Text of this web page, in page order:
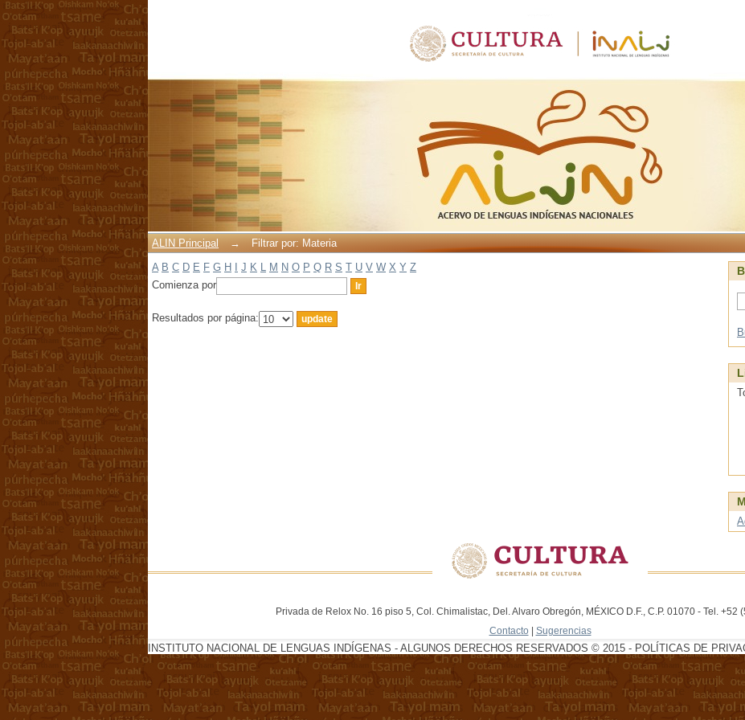
ALIN Principal →
Filtrar por: Materia
A B C D E F G H J K L M N O P Q R S T U V W X Y Z
Comienza por
Resultados por página:
Privada de Relox No. 16 piso 5, Col. Chimalistac, Del. Alvaro Obregón, MÉXICO D.F., C.P. 01070 - Tel. +52
Contacto | Sugerencias
INSTITUTO NACIONAL DE LENGUAS INDÍGENAS - ALGUNOS DERECHOS RESERVADOS © 2015 - POLÍTICAS DE